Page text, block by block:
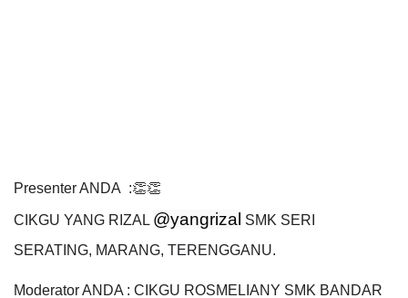
Presenter ANDA  :👏👏
CIKGU YANG RIZAL @yangrizal SMK SERI
SERATING, MARANG, TERENGGANU.
Moderator ANDA : CIKGU ROSMELIANY SMK BANDAR